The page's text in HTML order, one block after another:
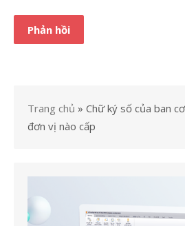
Trang chủ » Chữ ký số của ban
đơn vị nào cấp